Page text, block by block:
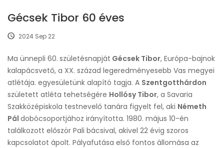
Gécsek Tibor 60 éves
2024 Sep 22
Ma ünnepli 60. születésnapját Gécsek Tibor, Európa-bajnok
kalapácsvető, a XX. század legeredményesebb Vas megyei
atlétája. egyesületünk alapító tagja. A Szentgotthárdon
született atléta tehetségére Hollósy Tibor, a Savaria
Szakközépiskola testnevelő tanára figyelt fel, aki Németh
Pál dobócsoportjához irányította. 1980. május 10-én
találkozott először Pali bácsival, akivel 22 évig szoros
kapcsolatot ápolt. Pályafutása első fontos állomása az